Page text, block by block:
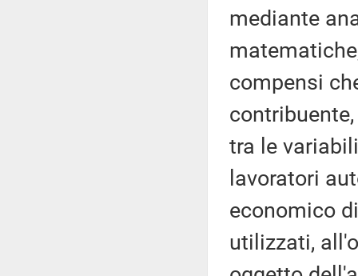
mediante
compensi
tra le
lavoratori
economico
utilizzati,